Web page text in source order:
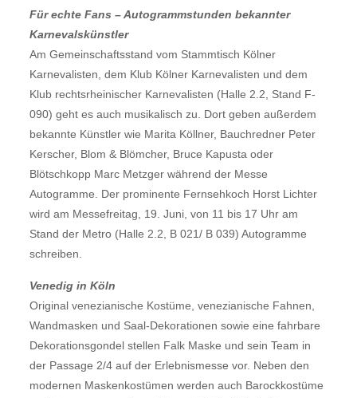
Für echte Fans – Autogrammstunden bekannter
Karnevalskünstler
Am Gemeinschaftsstand vom Stammtisch Kölner
Karnevalisten, dem Klub Kölner Karnevalisten und dem
Klub rechtsrheinischer Karnevalisten (Halle 2.2, Stand F-
090) geht es auch musikalisch zu. Dort geben außerdem
bekannte Künstler wie Marita Köllner, Bauchredner Peter
Kerscher, Blom & Blömcher, Bruce Kapusta oder
Blötschkopp Marc Metzger während der Messe
Autogramme. Der prominente Fernsehkoch Horst Lichter
wird am Messefreitag, 19. Juni, von 11 bis 17 Uhr am
Stand der Metro (Halle 2.2, B 021/ B 039) Autogramme
schreiben.
Venedig in Köln
Original venezianische Kostüme, venezianische Fahnen,
Wandmasken und Saal-Dekorationen sowie eine fahrbare
Dekorationsgondel stellen Falk Maske und sein Team in
der Passage 2/4 auf der Erlebnismesse vor. Neben den
modernen Maskenkostümen werden auch Barockkostüme